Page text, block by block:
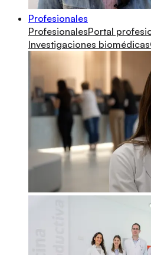
Profesionales
ProfesionalesPortal
Investigaciones biomédicas